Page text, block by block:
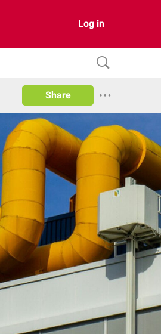
Log in
Share